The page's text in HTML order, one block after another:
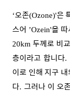
‘오존(Ozone)'은
스어 ’Ozein'을
20km두께로 비
층이라고 합니다.
이로 인해 지구
다. 그러나 이 오